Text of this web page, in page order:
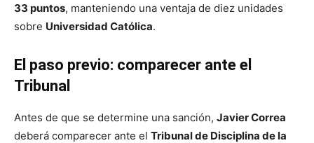
33 puntos, manteniendo una ventaja de diez unidades
sobre Universidad Católica.
El paso previo: comparecer ante el
Tribunal
Antes de que se determine una sanción, Javier Correa
deberá comparecer ante el Tribunal de Disciplina de la